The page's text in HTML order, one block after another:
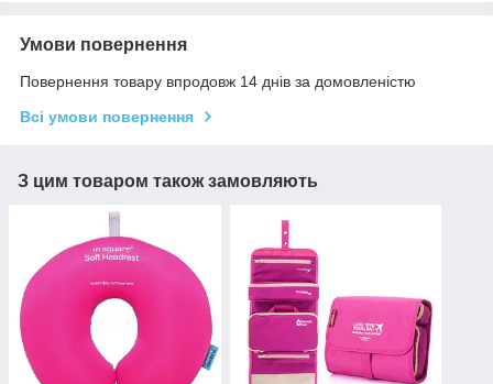
Умови повернення
Повернення товару впродовж 14 днів за домовленістю
Всі умови повернення
З цим товаром також замовляють